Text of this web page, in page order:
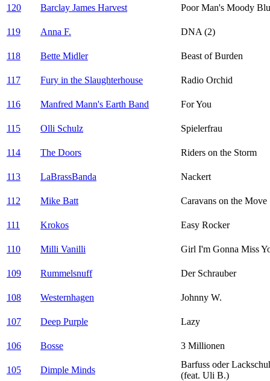
120 Barclay James Harvest Poor Man's Moody
119 Anna F. DNA (2)
118 Bette Midler Beast of Burden
117 Fury in the Slaughterhouse Radio Orchid
116 Manfred Mann's Earth Band For You
115 Olli Schulz Spielerfrau
114 The Doors Riders on the Storm
113 LaBrassBanda Nackert
112 Mike Batt Caravans on the Move
111 Krokos Easy Rocker
110 Milli Vanilli Girl I'm Gonna Miss
109 Rummelsnuff Der Schrauber
108 Westernhagen Johnny W.
107 Deep Purple Lazy
106 Bosse 3 Millionen
105 Dimple Minds
Barfuss oder
(feat. Uli B.)